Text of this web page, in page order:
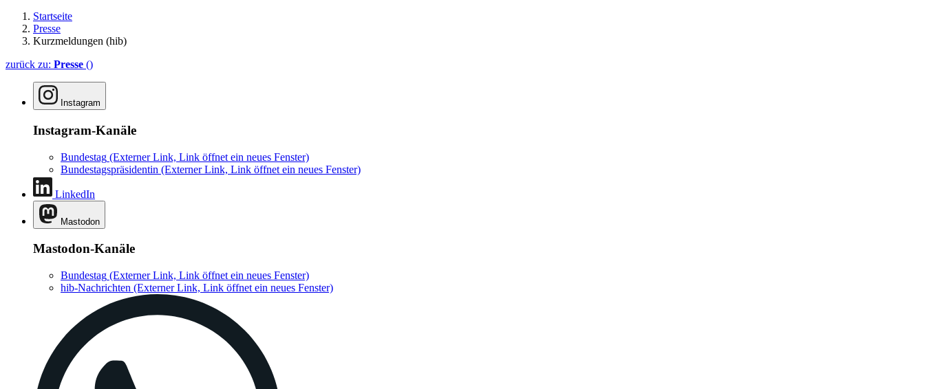
Startseite
Presse
Kurzmeldungen (hib)
zurück zu: Presse ()
Instagram
Instagram-Kanäle
Bundestag (Externer Link, Link öffnet ein neues Fenster)
Bundestagspräsidentin (Externer Link, Link öffnet ein neues Fenster)
LinkedIn
Mastodon
Mastodon-Kanäle
Bundestag (Externer Link, Link öffnet ein neues Fenster)
hib-Nachrichten (Externer Link, Link öffnet ein neues Fenster)